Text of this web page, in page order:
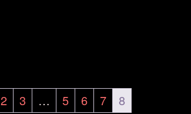
2 3 … 5 6 7 8